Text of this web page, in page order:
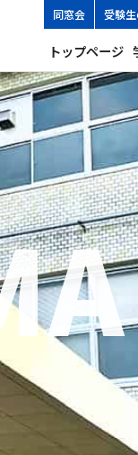
同窓会 受験
トップページ